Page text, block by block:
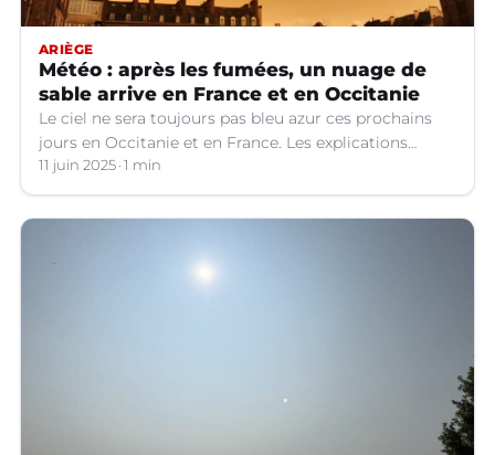
ARIÈGE
Météo : après les fumées, un nuage de
sable arrive en France et en Occitanie
Le ciel ne sera toujours pas bleu azur ces prochains
jours en Occitanie et en France. Les explications
météo.
11 juin 2025 1 min